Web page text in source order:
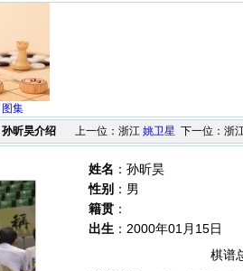
图集
孙昕昊介绍 上一位：浙江 姚卫星 下一位：浙
姓名 ：孙昕昊
性别 ：男
籍贯 ：
出生 ：2000年01月15日
棋谱